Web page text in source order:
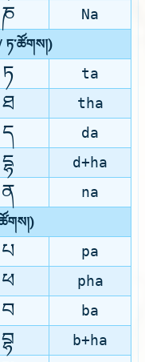
ཎ
Na
ཏ་ཚོགས།)
ཏ ta
ཐ tha
ད da
དྷ d+ha
ན
na
པ pa
ཕ pha
བ ba
བྷ b+ha